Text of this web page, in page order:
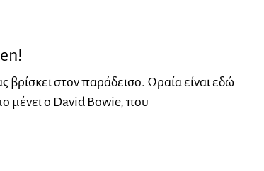
βρίσκει στον παράδεισο. Ωραία είναι εδώ
μένει ο David Bowie, που